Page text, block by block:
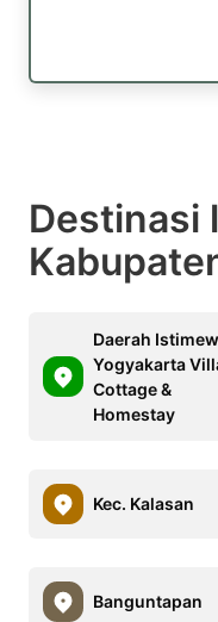
Destinasi
Daerah
Yogyakarta
Cottage &
Homestay
Kec. Kalasan
Banguntapan